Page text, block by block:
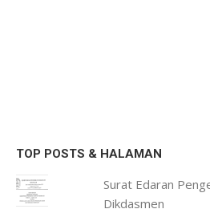
TOP POSTS & HALAMAN
Surat Edaran
Dikdasmen